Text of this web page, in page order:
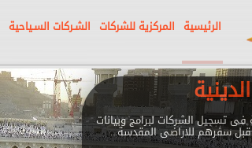
الرئيسية المركزية للشركات الشـركات السـياحية
فى تسجيل الشركات لبرامج وبيانات
قبل سفرهم للاراضى المقدسة...